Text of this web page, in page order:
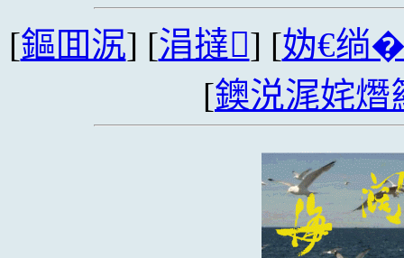
[鏂囬泦] [涓撻] [妫€绱
[鐭涚浘姹熸